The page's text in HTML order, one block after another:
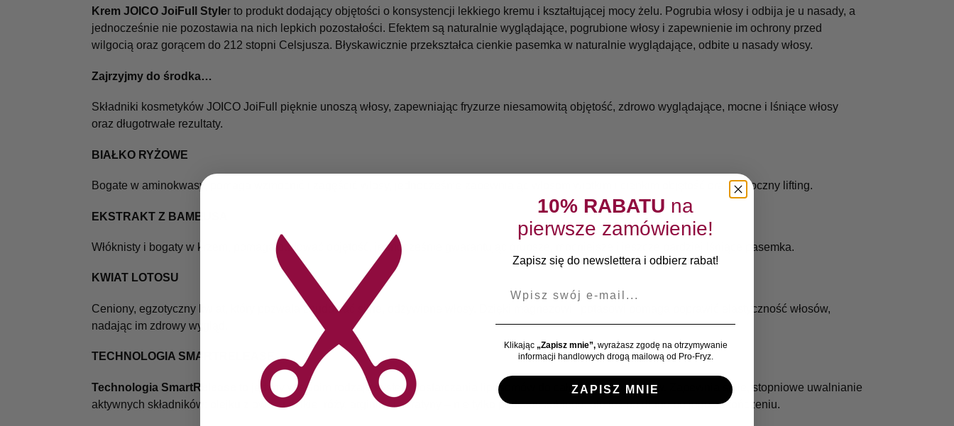
Krem JOICO JoiFull Styler to produkt dodający objętości o konsystencji lekkiego kremu i kształtującej mocy żelu. Pogrubia włosy i odbija je u nasady, a
jednocześnie nie pozostawia na nich lepkich pozostałości. Efektem są naturalnie wyglądające, pogrubione włosy i zapewnienie im ochrony przed
wilgocią oraz gorącem do 212 stopni Celsjusza. Błyskawicznie przekształca cienkie pasemka w naturalnie wyglądające, odbite u nasady włosy.
Zajrzyjmy do środka…
Składniki kosmetyków JOICO JoiFull pięknie unoszą włosy, zapewniając fryzurze niesamowitą objętość, zdrowo wyglądające, mocne i lśniące włosy
oraz długotrwałe rezultaty.
BIAŁKO RYŻOWE
Bogate w aminokwasy, pomaga wzmocnić i zagęścić włosy, jednocześnie zapewniając włosom wiotkim i cienkim objętość oraz widoczny lifting.
EKSTRAKT Z BAMBUSA
Włóknisty i bogaty w krzem, pomaga budować objętość, jednocześnie gwarantując grubsze, mocniejsze i jeszcze bardziej lśniące pasemka.
KWIAT LOTOSU
Ceniony, egzotyczny kwiat, który pozwala zbudować silne, odżywione włosy. Dzięki magnezowi i potasowi pomaga poprawić elastyczność włosów,
nadając im zdrowy wygląd.
TECHNOLOGIA SMARTRELEASE
Technologia SmartRelease
to jedyny w swoim rodzaju system dostarczania liposomów do całej struktury włosów. Zapewnia stałe, stopniowe uwalnianie
aktywnych składników: olejku z owocu dzikiej róży, argininy i keratyny – nie tylko podczas zabiegu, ale też na długo po jego zakończeniu.
10% RABATU na
pierwsze zamówienie!
Zapisz się do newslettera i odbierz rabat!
Klikając „Zapisz mnie”,wyrażasz zgodę na otrzymywanie
informacji handlowych drogą mailową od Pro-Fryz.
ZAPISZ MNIE